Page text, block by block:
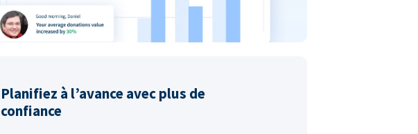
Planifiez à l’avance avec plus de
confiance